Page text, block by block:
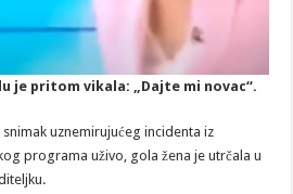
je pritom vikala: „Dajte mi novac“.
uznemirujućeg incidenta iz
programa uživo, gola žena je utrčala u